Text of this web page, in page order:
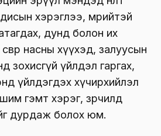
хэрэглээ, мөрийтэй
дунд болон их
насны хүүхэд, залуусын
зохисгүй үйлдэл гаргах,
үйлдэгдэх хүчирхийлэл
гэмт хэрэг, зөрчилд
дурдаж болох юм.